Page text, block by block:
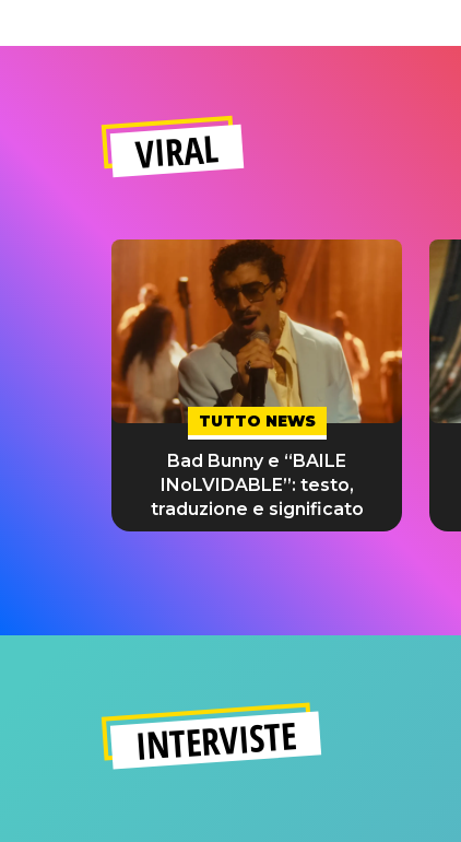
VIRAL
TUTTO NEWS
Bad Bunny e “BAILE
INoLVIDABLE”: testo,
traduzione e significato
INTERVISTE